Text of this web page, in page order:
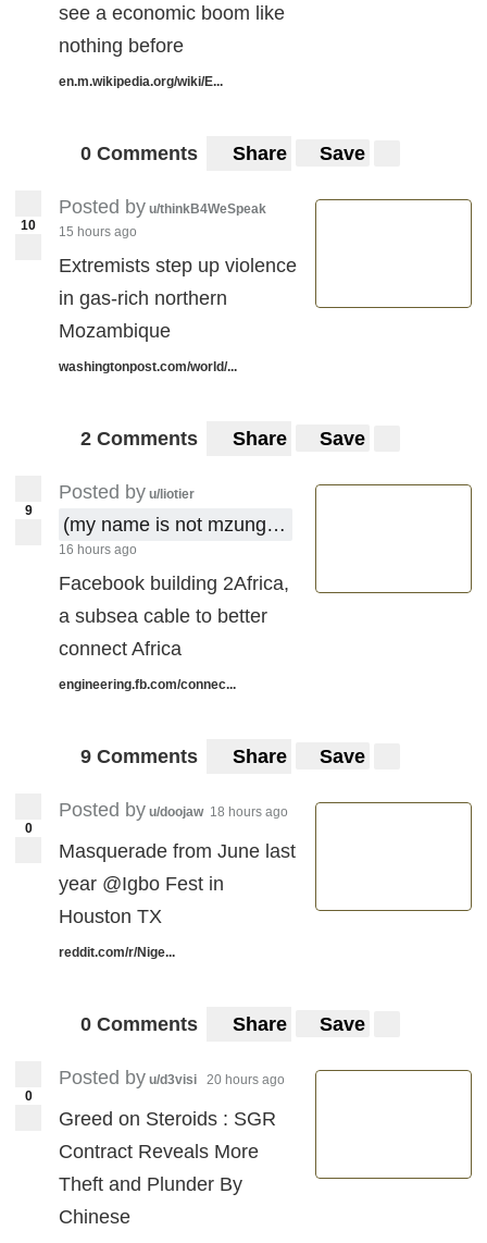
see a economic boom like
nothing before
en.m.wikipedia.org/wiki/E...
0 Comments Share Save
10
Posted by u/thinkB4WeSpeak
15 hours ago
Extremists step up violence
in gas-rich northern
Mozambique
washingtonpost.com/world/...
2 Comments Share Save
9
Posted by u/liotier
(my name is not mzungu !)
16 hours ago
Facebook building 2Africa,
a subsea cable to better
connect Africa
engineering.fb.com/connec...
9 Comments Share Save
0
Posted by u/doojaw 18 hours ago
Masquerade from June last
year @Igbo Fest in
Houston TX
reddit.com/r/Nige...
0 Comments Share Save
0
Posted by u/d3visi 20 hours ago
Greed on Steroids : SGR
Contract Reveals More
Theft and Plunder By
Chinese